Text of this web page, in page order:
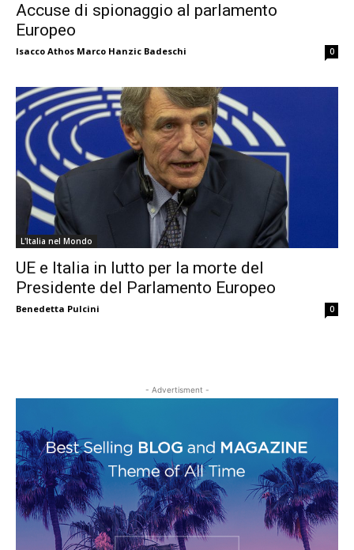
Accuse di spionaggio al parlamento
Europeo
Isacco Athos Marco Hanzic Badeschi 0
L'Italia nel Mondo
UE e Italia in lutto per la morte del
Presidente del Parlamento Europeo
Benedetta Pulcini 0
- Advertisment -